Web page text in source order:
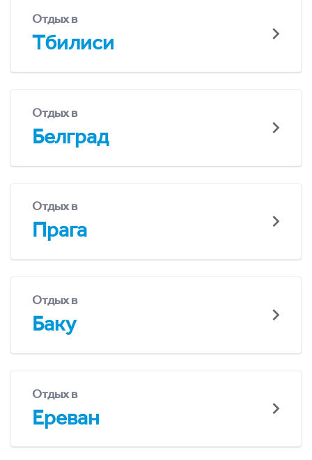
Отдых в
Тбилиси
Отдых в
Белград
Отдых в
Прага
Отдых в
Баку
Отдых в
Ереван